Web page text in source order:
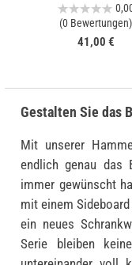
(0 Bewertungen)
41,00 €
Gestalten Sie das
Mit unserer
endlich genau das
immer gewünscht
mit einem
ein neues
Serie bleiben